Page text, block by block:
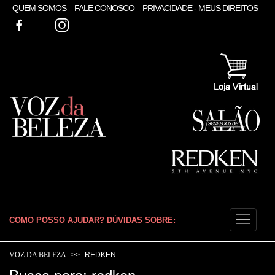
QUEM SOMOS FALE CONOSCO
PRIVACIDADE - MEUS DIREITOS
FACEBOOK
TWITTER
COMO POSSO AJUDAR? DÚVIDAS SOBRE:
VOZ DA BELEZA REDKEN